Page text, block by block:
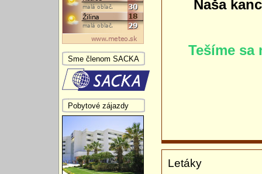
Naša
Tešíme sa
Letáky
Sme členom SACKA
Pobytové zájazdy